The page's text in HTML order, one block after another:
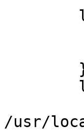
/usr/